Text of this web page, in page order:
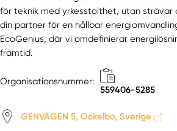
för teknik med yrkesstolthet, utan
din partner för en hållbar
EcoGenius, där vi omdefinierar
framtid.
Organisationsnummer:
559406-5285
GENVÄGEN 5, Ockelbo, Sverige